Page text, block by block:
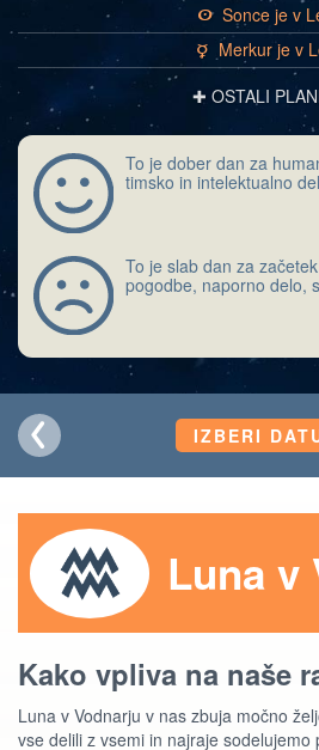
a Sonce je v
c Merkur je v
✚ OSTALI
To je dober dan za
timsko in intelektualno
To je slab dan za
pogodbe, naporno delo,
IZBERI
Luna v
Kako vpliva na naše
Luna v Vodnarju v nas zbuja močno
vse delili z vsemi in najraje